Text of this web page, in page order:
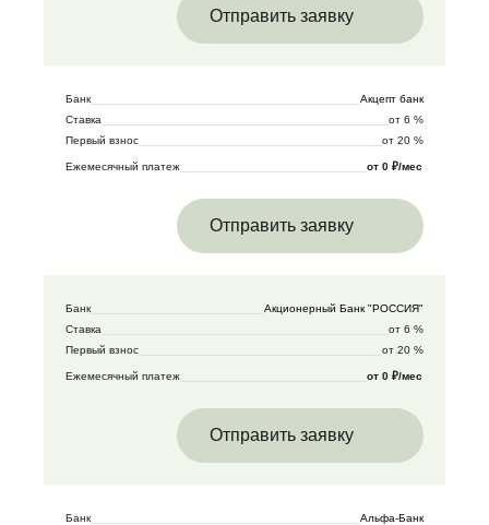
Отправить заявку
Банк
Акцепт банк
Ставка
от 6 %
Первый взнос
от 20 %
Ежемесячный платеж от 0 ₽/мес
Отправить заявку
Банк
Акционерный Банк "РОССИЯ"
Ставка
от 6 %
Первый взнос
от 20 %
Ежемесячный платеж от 0 ₽/мес
Отправить заявку
Банк
Альфа-Банк